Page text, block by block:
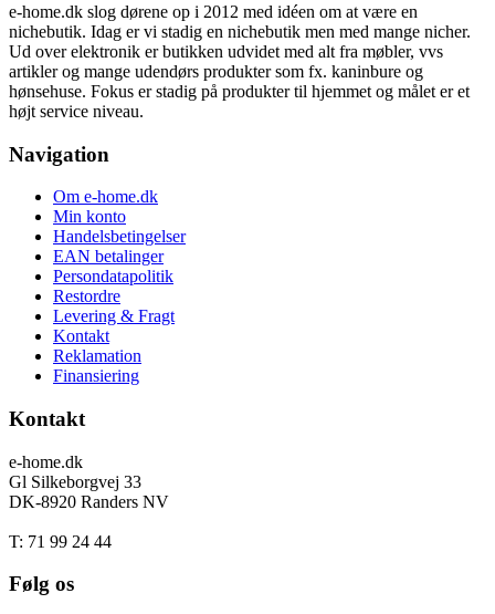
e-home.dk slog dørene op i 2012 med idéen om at være en
nichebutik. Idag er vi stadig en nichebutik men med mange nicher.
Ud over elektronik er butikken udvidet med alt fra møbler, vvs
artikler og mange udendørs produkter som fx. kaninbure og
hønsehuse. Fokus er stadig på produkter til hjemmet og målet er et
højt service niveau.
Navigation
Om e-home.dk
Min konto
Handelsbetingelser
EAN betalinger
Persondatapolitik
Restordre
Levering & Fragt
Kontakt
Reklamation
Finansiering
Kontakt
e-home.dk
Gl Silkeborgvej 33
DK-8920 Randers NV
T: 71 99 24 44
Følg os